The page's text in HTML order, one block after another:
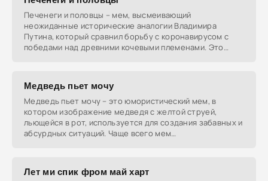
Печенеги и половцы – мем, высмеивающий
неожиданные исторические аналогии Владимира
Путина, который сравнил борьбу с коронавирусом с
победами над древними кочевыми племенами. Это
Медведь пьет мочу
Медведь пьет мочу – это юмористический мем, в
котором изображение медведя с желтой струей,
льющейся в рот, используется для создания забавных и
абсурдных ситуаций. Чаще всего мем
Лет ми спик фром май харт